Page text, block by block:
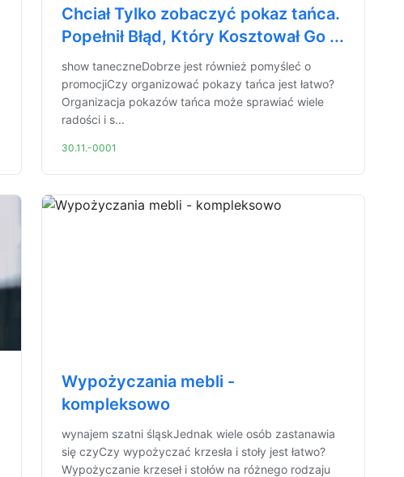
Chciał Tylko zobaczyć pokaz tańca.
Popełnił Błąd, Który Kosztował Go ...
show taneczneDobrze jest również pomyśleć o
promocjiCzy organizować pokazy tańca jest łatwo?
Organizacja pokazów tańca może sprawiać wiele
radości i s...
30.11.-0001
Wypożyczania mebli -
kompleksowo
wynajem szatni śląskJednak wiele osób zastanawia
się czyCzy wypożyczać krzesła i stoły jest łatwo?
Wypożyczanie krzeseł i stołów na różnego rodzaju